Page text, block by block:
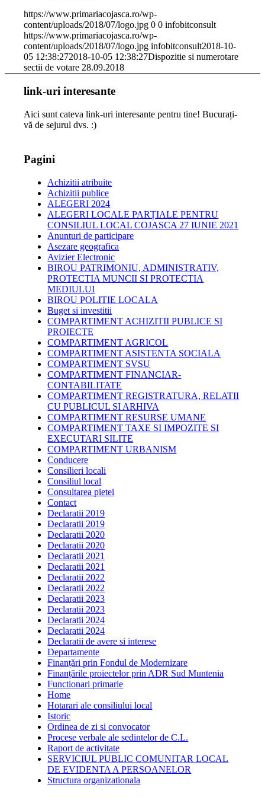
https://www.primariacojasca.ro/wp-
content/uploads/2018/07/logo.jpg 0 0 infobitconsult
https://www.primariacojasca.ro/wp-
content/uploads/2018/07/logo.jpg infobitconsult2018-10-
05 12:38:272018-10-05 12:38:27Dispozitie si numerotare
sectii de votare 28.09.2018
link-uri interesante
Aici sunt cateva link-uri interesante pentru tine! Bucurați-
vă de sejurul dvs. :)
Pagini
Achizitii atribuite
Achizitii publice
ALEGERI 2024
ALEGERI LOCALE PARȚIALE PENTRU
CONSILIUL LOCAL COJASCA 27 IUNIE 2021
Anunturi de participare
Asezare geografica
Avizier Electronic
BIROU PATRIMONIU, ADMINISTRATIV,
PROTECTIA MUNCII SI PROTECTIA
MEDIULUI
BIROU POLITIE LOCALA
Buget si investitii
COMPARTIMENT ACHIZITII PUBLICE SI
PROIECTE
COMPARTIMENT AGRICOL
COMPARTIMENT ASISTENTA SOCIALA
COMPARTIMENT SVSU
COMPARTIMENT FINANCIAR-
CONTABILITATE
COMPARTIMENT REGISTRATURA, RELATII
CU PUBLICUL SI ARHIVA
COMPARTIMENT RESURSE UMANE
COMPARTIMENT TAXE SI IMPOZITE SI
EXECUTARI SILITE
COMPARTIMENT URBANISM
Conducere
Consilieri locali
Consiliul local
Consultarea pietei
Contact
Declaratii 2019
Declaratii 2019
Declaratii 2020
Declaratii 2020
Declaratii 2021
Declaratii 2021
Declaratii 2022
Declaratii 2022
Declaratii 2023
Declaratii 2023
Declaratii 2024
Declaratii 2024
Declaratii de avere si interese
Departamente
Finanțări prin Fondul de Modernizare
Finanțările proiectelor prin ADR Sud Muntenia
Functionari primarie
Home
Hotarari ale consiliului local
Istoric
Ordinea de zi si convocator
Procese verbale ale sedintelor de C.L.
Raport de activitate
SERVICIUL PUBLIC COMUNITAR LOCAL
DE EVIDENTA A PERSOANELOR
Structura organizationala